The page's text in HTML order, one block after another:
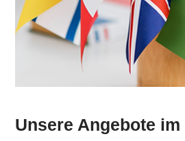
Unsere Angebote